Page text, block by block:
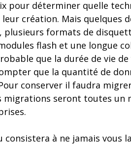
pour déterminer quelle
création. Mais quelques
plusieurs formats de
flash et une longue
que la durée de vie
que la quantité de
conserver il faudra
migrations seront toutes un
consistera à ne jamais vous